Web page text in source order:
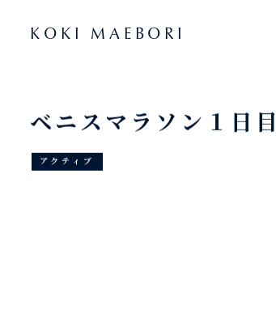
KOKI MAEBORI
ベニスマラソン１日目
アクティブ